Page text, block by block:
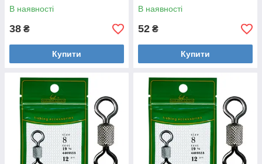
В наявності
38 ₴
Купити
В наявності
52 ₴
Купити